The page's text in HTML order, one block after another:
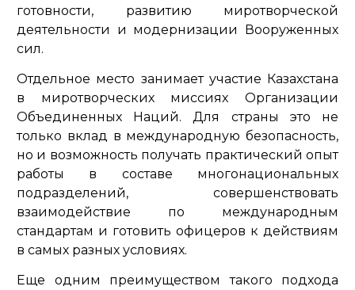
готовности, развитию миротворческой
деятельности и модернизации Вооруженных
сил.
Отдельное место занимает участие Казахстана
в миротворческих миссиях Организации
Объединенных Наций. Для страны это не
только вклад в международную безопасность,
но и возможность получать практический опыт
работы в составе многонациональных
подразделений, совершенствовать
взаимодействие по международным
стандартам и готовить офицеров к действиям
в самых разных условиях.
Еще одним преимуществом такого подхода